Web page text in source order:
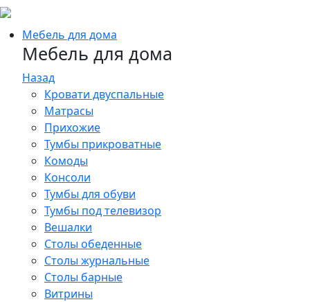
Мебель для дома
Мебель для дома
Назад
Кровати двуспальные
Матрасы
Прихожие
Тумбы прикроватные
Комоды
Консоли
Тумбы для обуви
Тумбы под телевизор
Вешалки
Столы обеденные
Столы журнальные
Столы барные
Витрины